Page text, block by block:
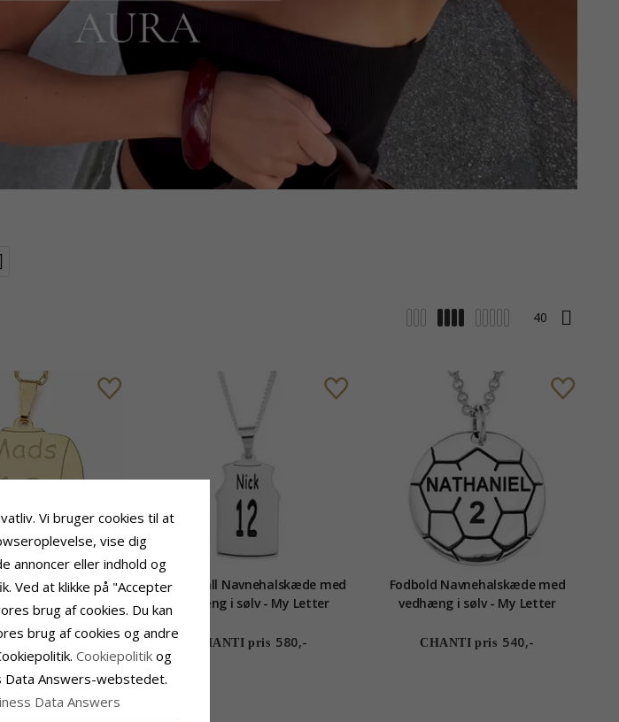
med
forgyldt sølv - My
715,-
Basketball Navnehalskæde med
vedhæng i sølv - My Letter
CHANTI pris 580,-
Fodbold Navnehalskæde med
vedhæng i sølv - My Letter
CHANTI pris 540,-
Vi bruger cookies til at
vise dig
annoncer eller indhold og
Ved at klikke på "Accepter
brug af cookies. Du kan
brug af cookies og andre
Cookiepolitik og
Data Answers-webstedet.
Data Answers